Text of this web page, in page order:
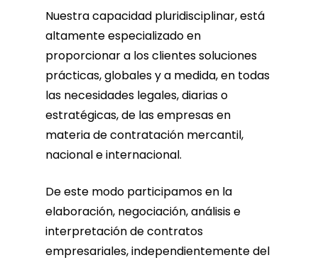
Nuestra capacidad pluridisciplinar, está
altamente especializado en
proporcionar a los clientes soluciones
prácticas, globales y a medida, en todas
las necesidades legales, diarias o
estratégicas, de las empresas en
materia de contratación mercantil,
nacional e internacional.
De este modo participamos en la
elaboración, negociación, análisis e
interpretación de contratos
empresariales, independientemente del